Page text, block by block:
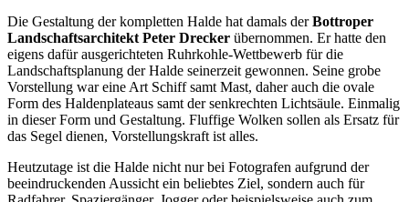
Die Gestaltung der kompletten Halde hat damals derBottroper
Landschaftsarchitekt Peter Drecker übernommen. Er hatte den
eigens dafür ausgerichteten Ruhrkohle-Wettbewerb für die
Landschaftsplanung der Halde seinerzeit gewonnen. Seine grobe
Vorstellung war eine Art Schiff samt Mast, daher auch die ovale
Form des Haldenplateaus samt der senkrechten Lichtsäule. Einmalig
in dieser Form und Gestaltung. Fluffige Wolken sollen als Ersatz für
das Segel dienen, Vorstellungskraft ist alles.
Heutzutage ist die Halde nicht nur bei Fotografen aufgrund der
beeindruckenden Aussicht ein beliebtes Ziel, sondern auch für